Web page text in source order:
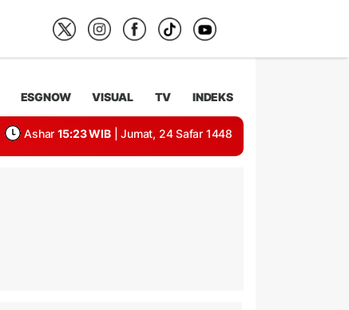
ESGNOW VISUAL TV INDEKS
Ashar 15:23 WIB | Jumat, 24 Safar 1448